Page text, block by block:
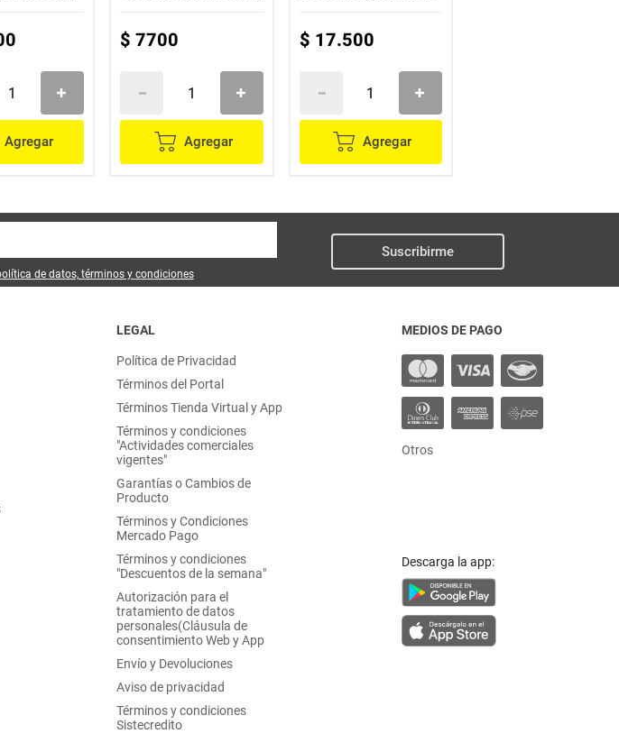
Agregar
$ 7700
Agregar
$ 17.500
Agregar
de datos, términos y condiciones
Suscribirme
LEGAL
Política de Privacidad
Términos del Portal
Términos Tienda Virtual y App
Términos y condiciones
"Actividades comerciales
vigentes"
Garantías o Cambios de
Producto
Términos y Condiciones
Mercado Pago
Términos y condiciones
"Descuentos de la semana"
Autorización para el
tratamiento de datos
personales(Cláusula de
consentimiento Web y App
Envío y Devoluciones
Aviso de privacidad
Términos y condiciones
Sistecredito
MEDIOS DE PAGO
Otros
Descarga la app: